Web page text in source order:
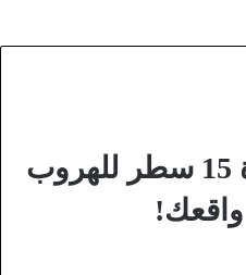
قصة خيالية قصيرة 15 سطر للهروب